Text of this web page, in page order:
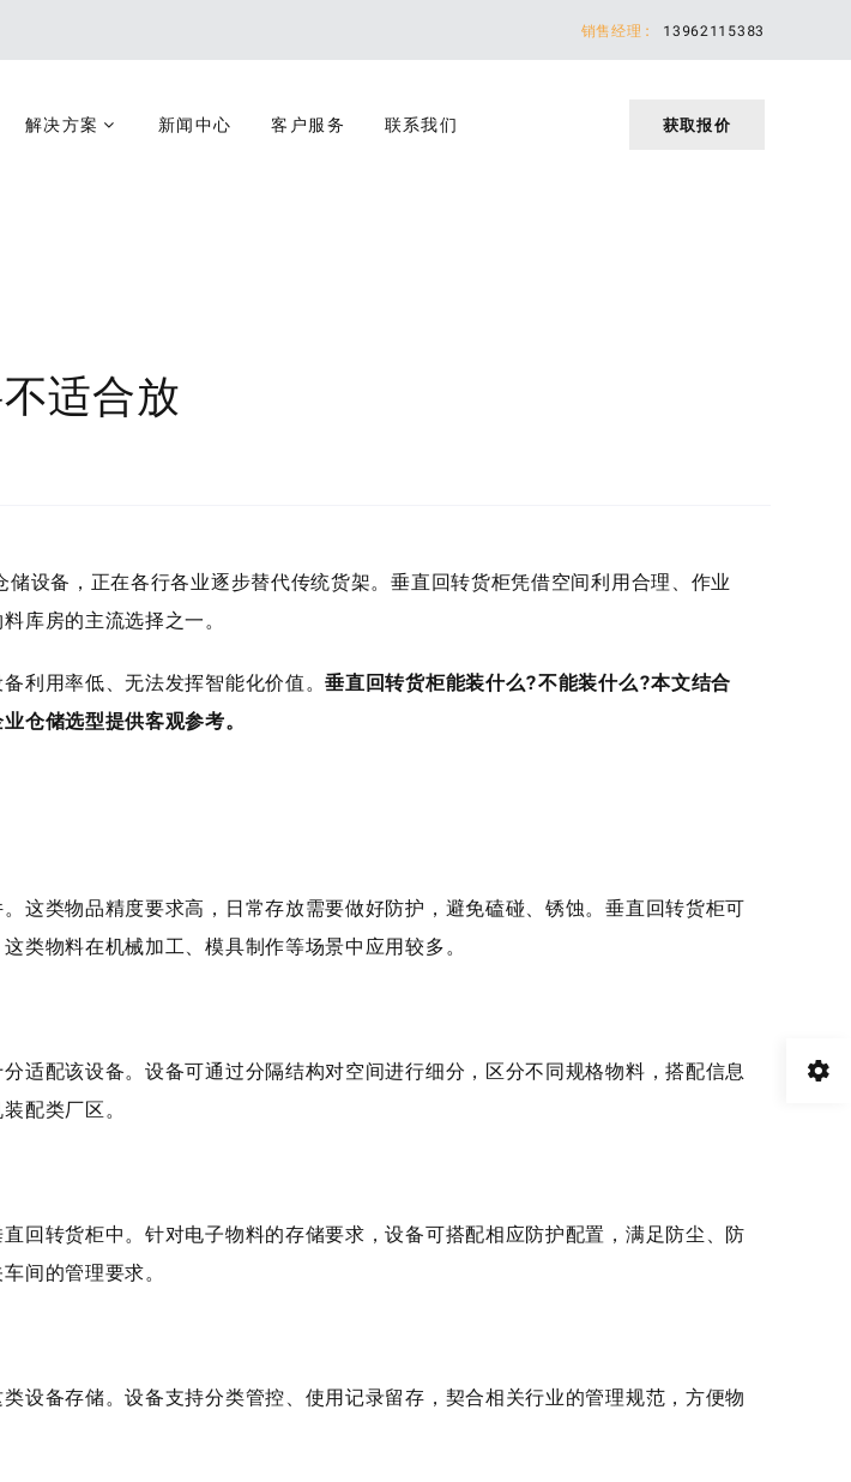
销售经理: 13962115383
获取报价
解决方案 新闻中心 客户服务 联系我们
适合放
备，正在各行各业逐步替代传统货架。垂直回转货柜凭借空间利用合理、作业
库房的主流选择之一。
利用率低、无法发挥智能化价值。垂直回转货柜能装什么?不能装什么?本文结合
仓储选型提供客观参考。
类物品精度要求高，日常存放需要做好防护，避免磕碰、锈蚀。垂直回转货柜可
类物料在机械加工、模具制作等场景中应用较多。
配该设备。设备可通过分隔结构对空间进行细分，区分不同规格物料，搭配信息
配类厂区。
转货柜中。针对电子物料的存储要求，设备可搭配相应防护配置，满足防尘、防
间的管理要求。
备存储。设备支持分类管控、使用记录留存，契合相关行业的管理规范，方便物